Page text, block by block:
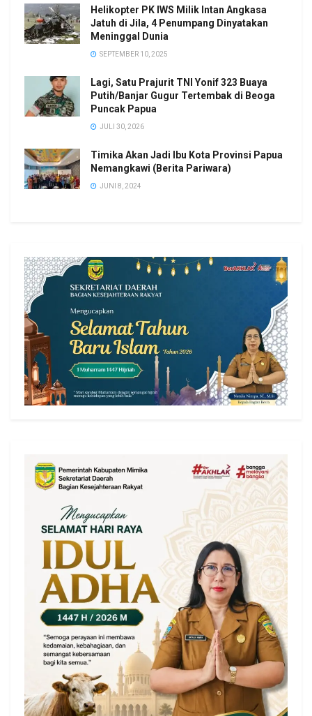
Helikopter PK IWS Milik Intan Angkasa
Jatuh di Jila, 4 Penumpang Dinyatakan
Meninggal Dunia
SEPTEMBER 10, 2025
Lagi, Satu Prajurit TNI Yonif 323 Buaya
Putih/Banjar Gugur Tertembak di Beoga
Puncak Papua
JULI 30, 2026
Timika Akan Jadi Ibu Kota Provinsi Papua
Nemangkawi (Berita Pariwara)
JUNI 8, 2024